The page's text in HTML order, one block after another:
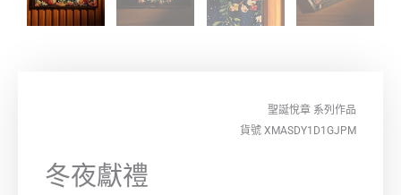
聖誕悅章 系列作品
貨號 XMASDY1D1GJPM
冬夜獻禮